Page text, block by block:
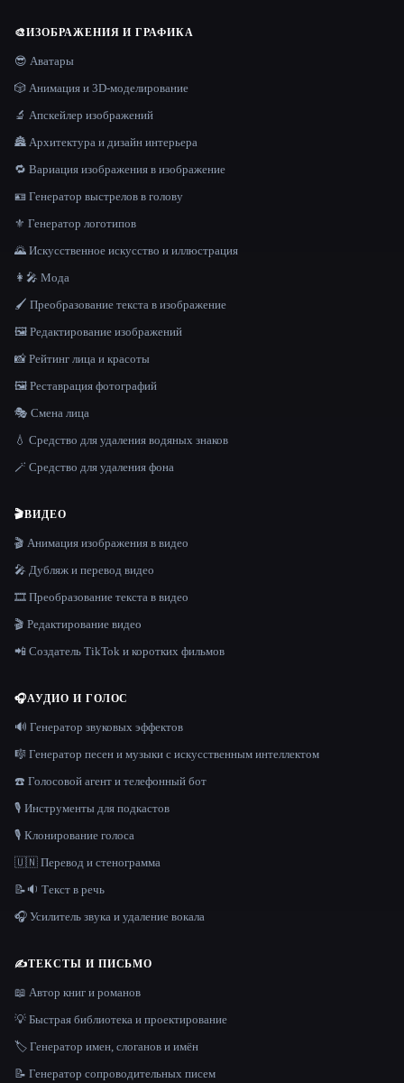
🎨ИЗОБРАЖЕНИЯ И ГРАФИКА
😎 Аватары
🎲 Анимация и 3D-моделирование
🔬 Апскейлер изображений
🏯 Архитектура и дизайн интерьера
🔁 Вариация изображения в изображение
🪪 Генератор выстрелов в голову
⚜️ Генератор логотипов
🌄 Искусственное искусство и иллюстрация
👩‍🎤 Мода
🖌️ Преобразование текста в изображение
🖼️ Редактирование изображений
📸 Рейтинг лица и красоты
🖼️ Реставрация фотографий
🎭 Смена лица
💧 Средство для удаления водяных знаков
🪄 Средство для удаления фона
🎬ВИДЕО
🎬 Анимация изображения в видео
🎤 Дубляж и перевод видео
🎞️ Преобразование текста в видео
🎬 Редактирование видео
📲 Создатель TikTok и коротких фильмов
🎧АУДИО И ГОЛОС
🔊 Генератор звуковых эффектов
🎼 Генератор песен и музыки с искусственным интеллектом
☎️ Голосовой агент и телефонный бот
🎙️ Инструменты для подкастов
🎙️ Клонирование голоса
🇺🇳 Перевод и стенограмма
📝🔉 Текст в речь
🎧 Усилитель звука и удаление вокала
✍️ТЕКСТЫ И ПИСЬМО
📖 Автор книг и романов
💡 Быстрая библиотека и проектирование
🏷️ Генератор имен, слоганов и имён
📝 Генератор сопроводительных писем